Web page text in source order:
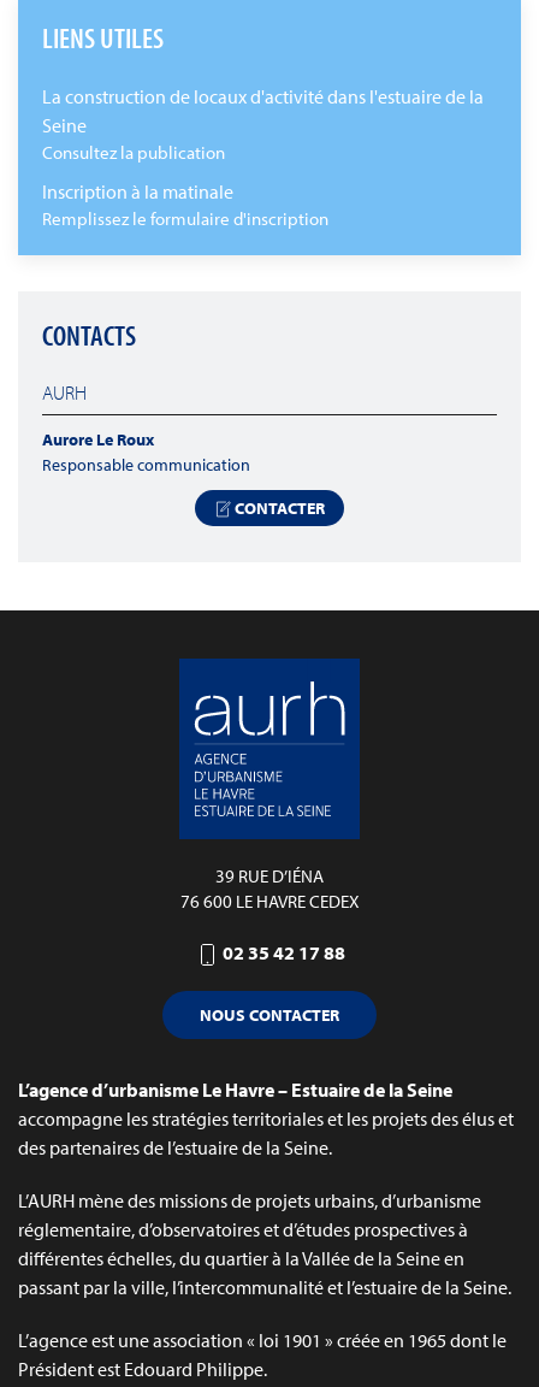
LIENS UTILES
La construction de locaux d'activité dans l'estuaire de la
Seine
Consultez la publication
Inscription à la matinale
Remplissez le formulaire d'inscription
CONTACTS
AURH
Aurore Le Roux
Responsable communication
CONTACTER
39 RUE D’IÉNA
76 600 LE HAVRE CEDEX
02 35 42 17 88
NOUS CONTACTER
L’agence d’urbanisme Le Havre – Estuaire de la Seine
accompagne les stratégies territoriales et les projets des élus et
des partenaires de l’estuaire de la Seine.
L’AURH mène des missions de projets urbains, d’urbanisme
réglementaire, d’observatoires et d’études prospectives à
différentes échelles, du quartier à la Vallée de la Seine en
passant par la ville, l’intercommunalité et l’estuaire de la Seine.
L’agence est une association « loi 1901 » créée en 1965 dont le
Président est Edouard Philippe.